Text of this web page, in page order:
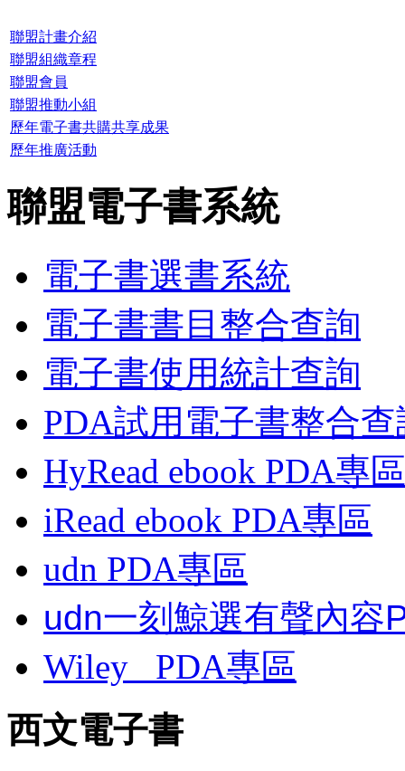
聯盟計畫介紹
聯盟組織章程
聯盟會員
聯盟推動小組
歷年電子書共購共享成果
歷年推廣活動
聯盟電子書系統
電子書選書系統
電子書書目整合查詢
電子書使用統計查詢
PDA試用電子書整合查
HyRead ebook PDA專區
iRead ebook PDA專區
udn PDA專區
udn一刻鯨選有聲內容
Wiley
PDA專區
西文電子書